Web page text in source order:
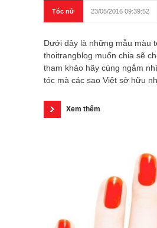
Tóc nữ 23/05/2016 09:39:52
Dưới đây là những mẫu màu
thoitrangblog muốn chia sẽ
tham khảo hãy cùng ngắm
tóc mà các sao Việt sở hữu
Xem thêm